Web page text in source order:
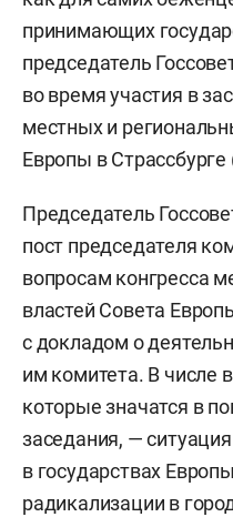
принимающих
председатель
во время участия в
местных и
Европы в
Председатель
пост председателя
вопросам конгресса
властей Совета
с докладом о
им комитета. В числе
которые значатся в
заседания, —
в государствах
радикализации в